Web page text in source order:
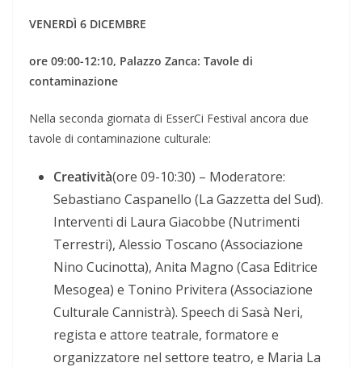
VENERDÌ 6 DICEMBRE
ore 09:00-12:10, Palazzo Zanca: Tavole di
contaminazione
Nella seconda giornata di EsserCi Festival ancora due
tavole di contaminazione culturale:
Creatività(ore 09-10:30) – Moderatore:
Sebastiano Caspanello (La Gazzetta del Sud).
Interventi di Laura Giacobbe (Nutrimenti
Terrestri), Alessio Toscano (Associazione
Nino Cucinotta), Anita Magno (Casa Editrice
Mesogea) e Tonino Privitera (Associazione
Culturale Cannistrà). Speech di Sasà Neri,
regista e attore teatrale, formatore e
organizzatore nel settore teatro, e Maria La